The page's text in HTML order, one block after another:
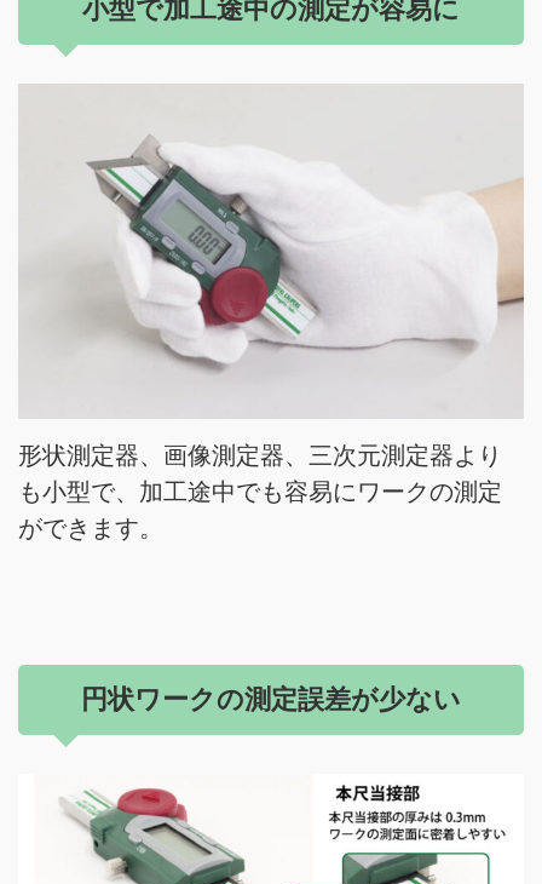
小型で加工途中の測定が容易に
形状測定器、画像測定器、三次元測定器より
も小型で、加工途中でも容易にワークの測定
ができます。
円状ワークの測定誤差が少ない